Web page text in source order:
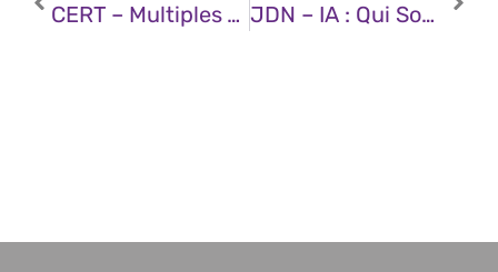
CERT – Multiples Vulnérabilités Dans Le Noyau Linux De SUSE (27 Juin 2025) JDN – IA : Qui Sont Les Français Les Plus Influents Sur LinkedIn ?